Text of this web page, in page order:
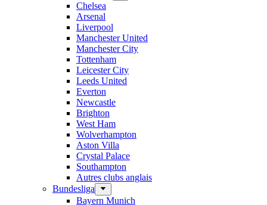
Chelsea
Arsenal
Liverpool
Manchester United
Manchester City
Tottenham
Leicester City
Leeds United
Everton
Newcastle
Brighton
West Ham
Wolverhampton
Aston Villa
Crystal Palace
Southampton
Autres clubs anglais
Bundesliga
Bayern Munich